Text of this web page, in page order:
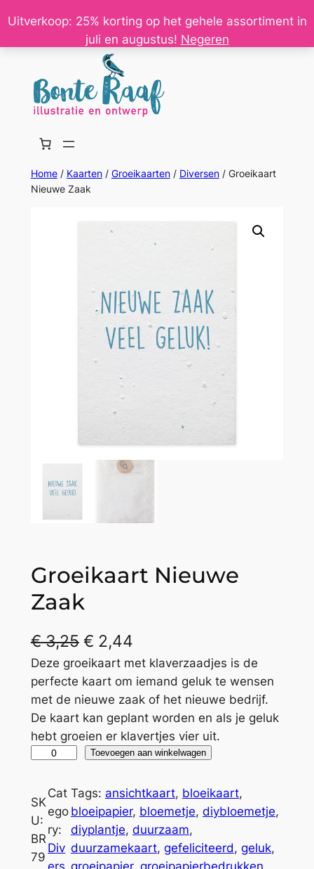
Uitverkoop: 25% korting op het gehele assortiment in
juli en augustus! Negeren
Ga
de
Home/ Kaarten/ Groeikaarten/ Diversen/ Groeikaart
Nieuwe Zaak
Groeikaart Nieuwe
Zaak
€3,25 € 2,44
Deze groeikaart met klaverzaadjes is de
perfecte kaart om iemand geluk te wensen
met de nieuwe zaak of het nieuwe bedrijf.
De kaart kan geplant worden en als je geluk
hebt groeien er klavertjes vier uit.
e
i
k
a
Toevoegen aan winkelwagen
e
r
n
a
SK
U:
BR
79
Cat
ego
ry:
Div
Tags: ansichtkaart, bloeikaart
bloeipapier, bloemetje, diybloemetje
diyplantje, duurzaam
duurzamekaart, gefeliciteerd, geluk